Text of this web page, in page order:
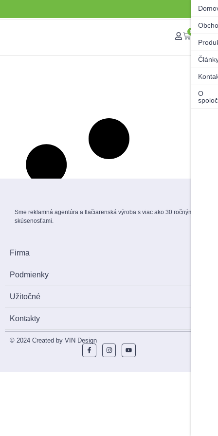
0
O
Sme reklamná agentúra a tlačiarenská výroba s viac ako 30 ročnými
skúsenosťami.
Firma
Podmienky
Užitočné
Kontakty
© 2024 Created by VIN Design